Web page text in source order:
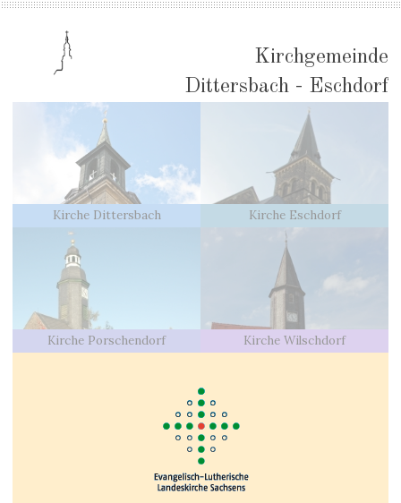
Kirchgemeinde
Dittersbach - Eschdorf
Kirche Dittersbach Kirche Eschdorf
Kirche Porschendorf Kirche Wilschdorf